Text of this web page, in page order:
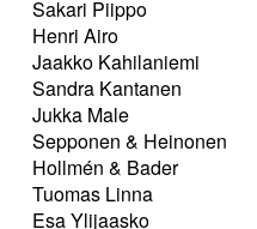
Sakari Piippo
Henri Airo
Jaakko Kahilaniemi
Sandra Kantanen
Jukka Male
Sepponen & Heinonen
Hollmén & Bader
Tuomas Linna
Esa Ylijaasko